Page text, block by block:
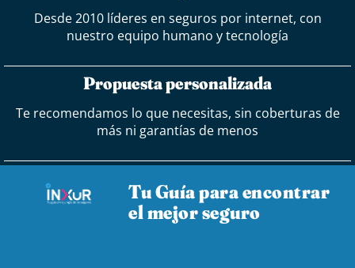
Desde 2010 líderes en seguros por internet, con
nuestro equipo humano y tecnología
Propuesta personalizada
Te recomendamos lo que necesitas, sin coberturas de
más ni garantías de menos
Tu Guía para encontrar
el mejor seguro